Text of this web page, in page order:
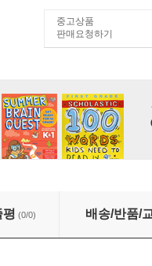
중고상품
판매요청하기
평 (0/0) 배송/반품/